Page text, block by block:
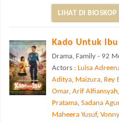
LIHAT DI BIOSKOP
Kado Untuk Ibu
Drama, Family - 92
Actors : Luisa
Aditya, Maizura, Rey
Omar, Arif Alfiansyah,
Pratama, Sadana
Maheera Yusuf,